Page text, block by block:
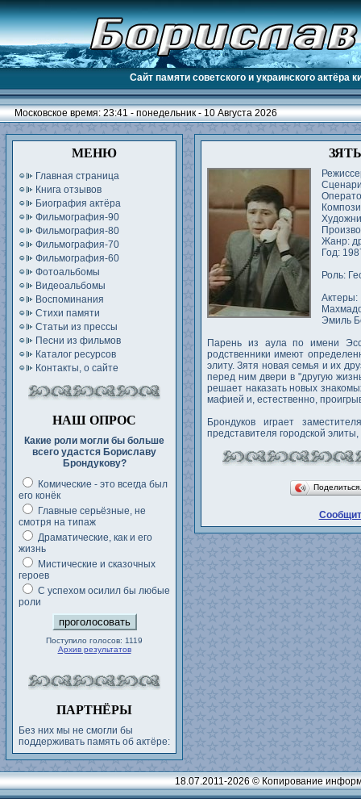
Сайт памяти советского и украинского
Московское время: 23:41 - понедельник - 10 Августа 2026
МЕНЮ
Главная страница
Книга отзывов
Биография актёра
Фильмография-90
Фильмография-80
Фильмография-70
Фильмография-60
Фотоальбомы
Видеоальбомы
Воспоминания
Стихи памяти
Статьи из прессы
Песни из фильмов
Каталог ресурсов
Контакты, о сайте
НАШ ОПРОС
Какие роли могли бы больше
всего удастся Бориславу
Брондукову?
Комические - это всегда был
его конёк
Главные серьёзные, не
смотря на типаж
Драматические, как и его
жизнь
Мистические и сказочных
героев
С успехом осилил бы любые
роли
Поступило голосов: 1119
Архив результатов
ПАРТНЁРЫ
Без них мы не смогли бы
поддерживать память об актёре:
Жанр:
Год:
Роль:
Эмиль
Парень из аула по имени
родственники имеют
элиту. Зятя новая семья и их
перед ним двери в "другую
решает наказать новых
мафией и, естественно,
Брондуков играет
представителя городской
18.07.2011-2026 © Копирование